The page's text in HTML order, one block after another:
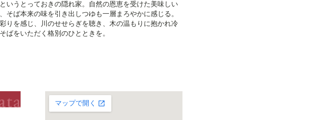
いうとっておきの隠れ家。自然の恩恵を受けた美味しい
そば本来の味を引き出しつゆも一層まろやかに感じる。
りを感じ、川のせせらぎを聴き、木の温もりに抱かれ冷
ばをいただく格別のひとときを。